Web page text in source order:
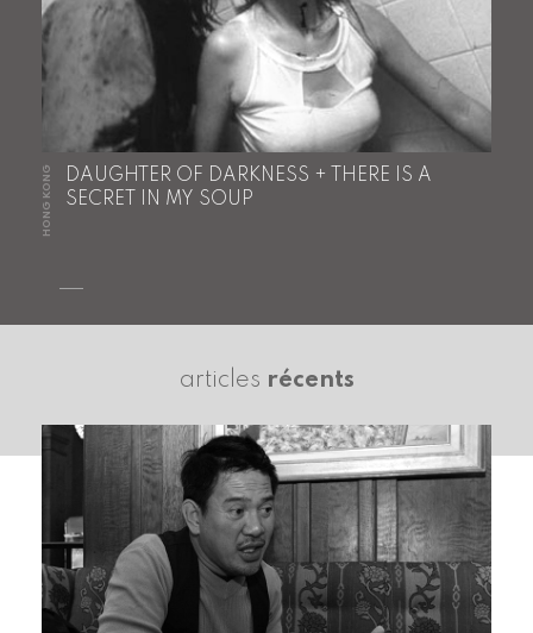
HONG KONG
DAUGHTER OF DARKNESS + THERE IS A
SECRET IN MY SOUP
articles récents